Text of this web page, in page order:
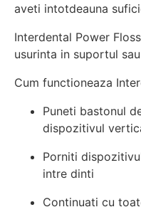
aveti intotdeauna
Interdental Power
usurinta in suportul
Cum functioneaza
Puneti bastonul
dispozitivul
Porniti
intre dinti
Continuati cu